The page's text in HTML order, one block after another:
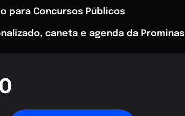
para Concursos Públicos
caneta e agenda da Prominas